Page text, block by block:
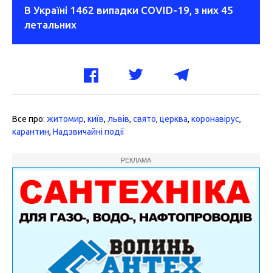
В Україні 1462 випадки COVID-19, з них 45
летальних
Все про: житомир, київ, львів, свято, церква, коронавірус,
карантин, Надзвичайні події
РЕКЛАМА